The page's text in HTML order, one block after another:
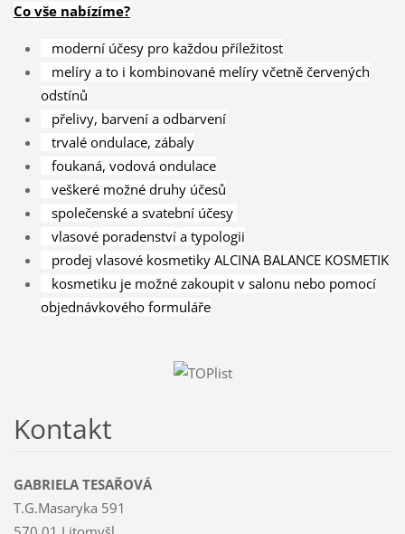
Co vše nabízíme?
moderní účesy pro každou příležitost
melíry a to i kombinované melíry včetně červených
odstínů
přelivy, barvení a odbarvení
trvalé ondulace, zábaly
foukaná, vodová ondulace
veškeré možné druhy účesů
společenské a svatební účesy
vlasové poradenství a typologii
prodej vlasové kosmetiky ALCINA BALANCE KOSMETIK
kosmetiku je možné zakoupit v salonu nebo pomocí
objednávkového formuláře
Kontakt
GABRIELA TESAŘOVÁ
T.G.Masaryka 591